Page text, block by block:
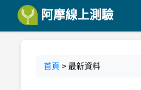
阿摩線上測驗
首頁 > 最新資料